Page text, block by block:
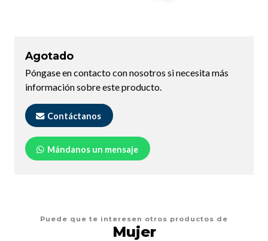
Agotado
Póngase en contacto con nosotros si necesita más
información sobre este producto.
Contáctanos
Mándanos un mensaje
Puede que te interesen otros productos de
Mujer